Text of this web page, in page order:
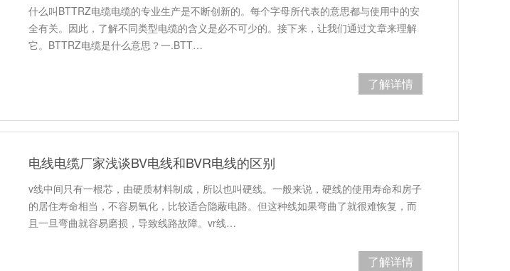
什么叫BTTRZ电缆电缆的专业生产是不断创新的。每个字母所代表的意思都与使用中的安
全有关。因此，了解不同类型电缆的含义是必不可少的。接下来，让我们通过文章来理解
它。BTTRZ电缆是什么意思？一.BTT…
了解详情
电线电缆厂家浅谈BV电线和BVR电线的区别
v线中间只有一根芯，由硬质材料制成，所以也叫硬线。一般来说，硬线的使用寿命和房子
的居住寿命相当，不容易氧化，比较适合隐蔽电路。但这种线如果弯曲了就很难恢复，而
且一旦弯曲就容易磨损，导致线路故障。vr线…
了解详情